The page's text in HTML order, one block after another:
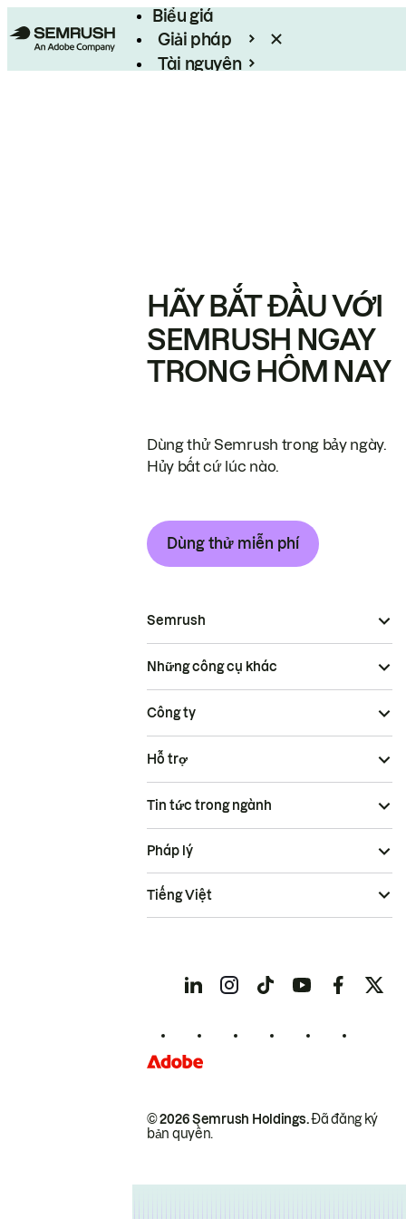
Biểu giá
Giải pháp
Tài nguyên
HÃY BẮT ĐẦU VỚI
SEMRUSH NGAY
TRONG HÔM NAY
Dùng thử Semrush trong bảy ngày.
Hủy bất cứ lúc nào.
Dùng thử miễn phí
Semrush
Những công cụ khác
Công ty
Hỗ trợ
Tin tức trong ngành
© 2026 Semrush Holdings.Đã đăng ký
bản quyền.
Pháp lý
Tiếng Việt